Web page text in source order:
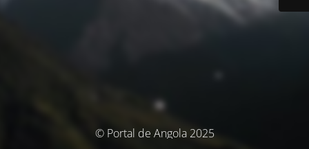
© Portal de Angola 2025